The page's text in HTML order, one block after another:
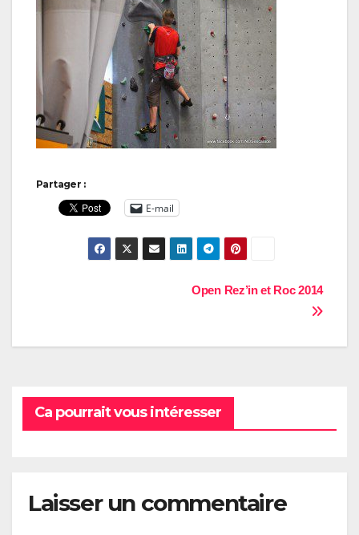
Partager :
E-mail
Open Rez’in et Roc 2014
Ca pourrait vous intéresser
Laisser un commentaire